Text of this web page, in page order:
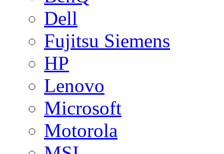
Dell
Fujitsu Siemens
HP
Lenovo
Microsoft
Motorola